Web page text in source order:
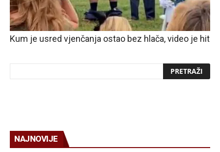
Kum je usred vjenčanja ostao bez hlača, video je hit
NAJNOVIJE